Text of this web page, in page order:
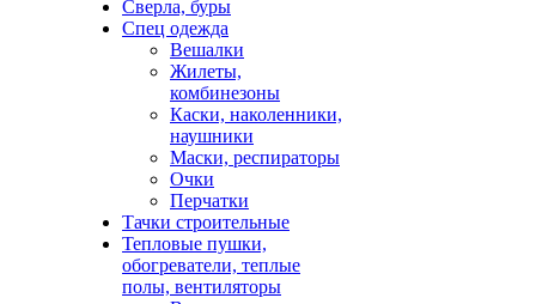
Сверла, буры
Спец одежда
Вешалки
Жилеты,
комбинезоны
Каски, наколенники,
наушники
Маски, респираторы
Очки
Перчатки
Тачки строительные
Тепловые пушки,
обогреватели, теплые
полы, вентиляторы